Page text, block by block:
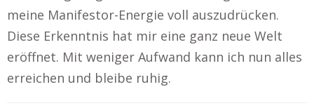
meine Manifestor-Energie voll auszudrücken.
Diese Erkenntnis hat mir eine ganz neue Welt
eröffnet. Mit weniger Aufwand kann ich nun alles
erreichen und bleibe ruhig.